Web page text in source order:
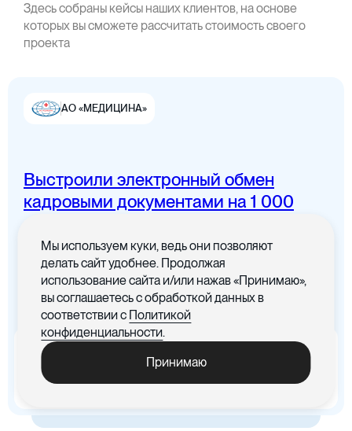
ECM
Цифровая канцелярия
Цифровые договоры
Цифровая бухгалтерия
Здесь собраны кейсы наших клиентов, на основе
которых вы сможете рассчитать стоимость своего
проекта
АО «МЕДИЦИНА»
Выстроили электронный обмен
кадровыми документами на 1 000
Все документы в одном месте с
понятным интерфейсом
x5
Ускорились процедуры
обработки документов
-30%
издержки, связанные с печатью
Мы используем куки, ведь они позволяют
делать сайт удобнее. Продолжая
использование сайта и/или нажав «Принимаю»,
вы соглашаетесь с обработкой данных в
соответствии с Политикой
конфиденциальности.
Принимаю